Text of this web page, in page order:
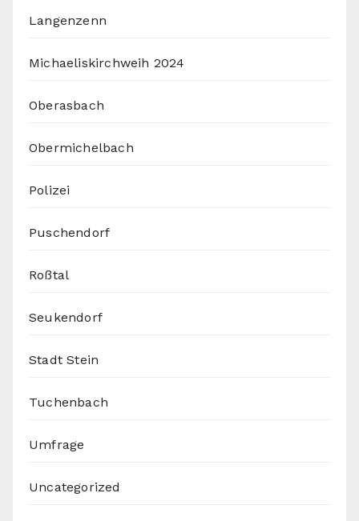
Langenzenn
Michaeliskirchweih 2024
Oberasbach
Obermichelbach
Polizei
Puschendorf
Roßtal
Seukendorf
Stadt Stein
Tuchenbach
Umfrage
Uncategorized